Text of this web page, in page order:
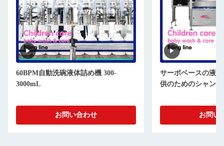
60BPM自動洗碗液体詰め機 300-
3000mL
お問い合わせ
サーボベースの液
供のためのシャン
お問い